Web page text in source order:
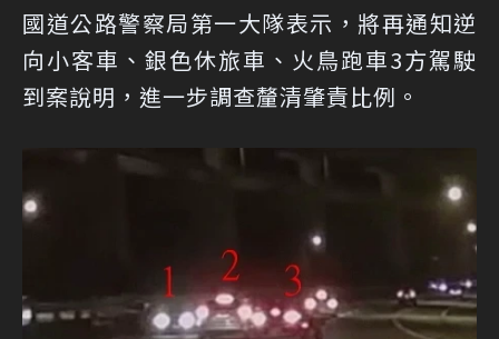
國道公路警察局第一大隊表示，將再通知逆
向小客車、銀色休旅車、火鳥跑車3方駕駛
到案說明，進一步調查釐清肇責比例。